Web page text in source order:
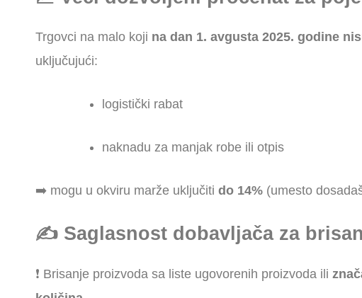
Trgovci na malo koji na dan 1. avgusta 2025. godine
uključujući:
logistički rabat
naknadu za manjak robe ili otpis
➡️ mogu u okviru marže uključiti do 14% (umesto
✍️ Saglasnost dobavljača za
❗ Brisanje proizvoda sa liste ugovorenih proizvoda ili